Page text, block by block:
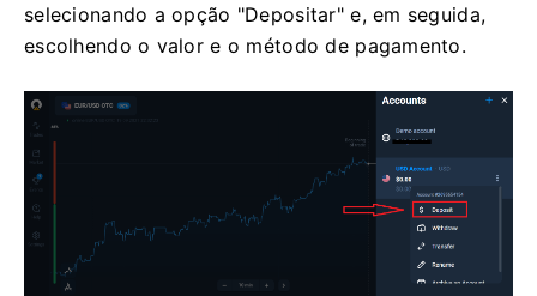
selecionando a opção "Depositar" e, em seguida,
escolhendo o valor e o método de pagamento.